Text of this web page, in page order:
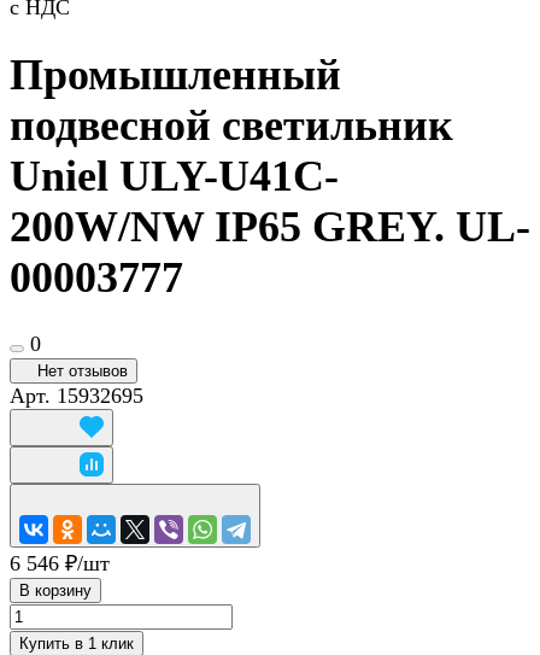
с НДС
Промышленный
подвесной светильник
Uniel ULY-U41C-
200W/NW IP65 GREY. UL-
00003777
0
Нет отзывов
Арт. 15932695
6 546 ₽/шт
В корзину
Купить в 1 клик